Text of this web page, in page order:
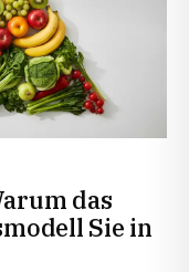
das
Sie in